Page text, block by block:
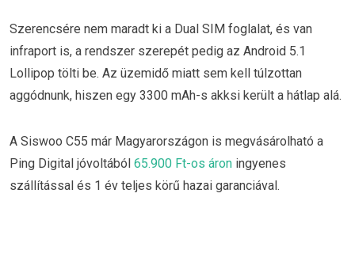
Szerencsére nem maradt ki a Dual SIM foglalat, és van
infraport is, a rendszer szerepét pedig az Android 5.1
Lollipop tölti be. Az üzemidő miatt sem kell túlzottan
aggódnunk, hiszen egy 3300 mAh-s akksi került a hátlap alá.
A Siswoo C55 már Magyarországon is megvásárolható a
Ping Digital jóvoltából 65.900 Ft-os áron ingyenes
szállítással és 1 év teljes körű hazai garanciával.